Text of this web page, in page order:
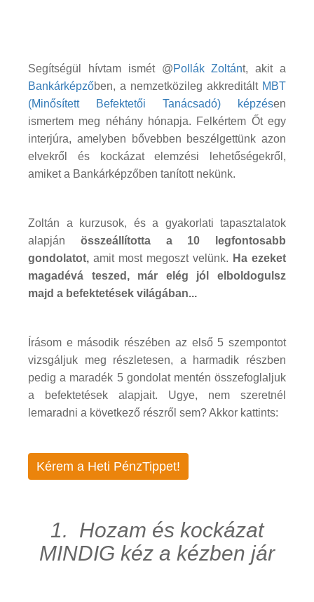
Segítségül hívtam ismét @Pollák Zoltánt, akit a
Bankárképzőben, a nemzetközileg akkreditált MBT
(Minősített Befektetői Tanácsadó) képzésen
ismertem meg néhány hónapja. Felkértem Őt egy
interjúra, amelyben bővebben beszélgettünk azon
elvekről és kockázat elemzési lehetőségekről,
amiket a Bankárképzőben tanított nekünk.
Zoltán a kurzusok, és a gyakorlati tapasztalatok
alapján összeállította a 10 legfontosabb
gondolatot, amit most megoszt velünk. Ha ezeket
magadévá teszed, már elég jól elboldogulsz
majd a befektetések világában...
Írásom e második részében az első 5 szempontot
vizsgáljuk meg részletesen, a harmadik részben
pedig a maradék 5 gondolat mentén összefoglaljuk
a befektetések alapjait. Ugye, nem szeretnél
lemaradni a következő részről sem? Akkor kattints:
Kérem a Heti PénzTippet!
1. Hozam és kockázat
MINDIG kéz a kézben jár